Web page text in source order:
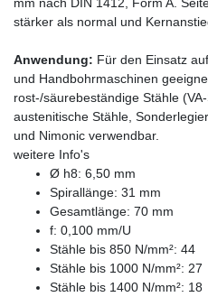
stärker als normal und
Anwendung: Für den Einsatz
und Handbohrmaschinen
rost-/säurebeständige Stähle
austenitische Stähle,
und Nimonic verwendbar.
weitere Info's
Ø h8: 6,50 mm
Spirallänge: 31 mm
Gesamtlänge: 70 mm
f: 0,100 mm/U
Stähle bis 850 N/mm²: 44
Stähle bis 1000 N/mm²: 27
Stähle bis 1400 N/mm²: 18